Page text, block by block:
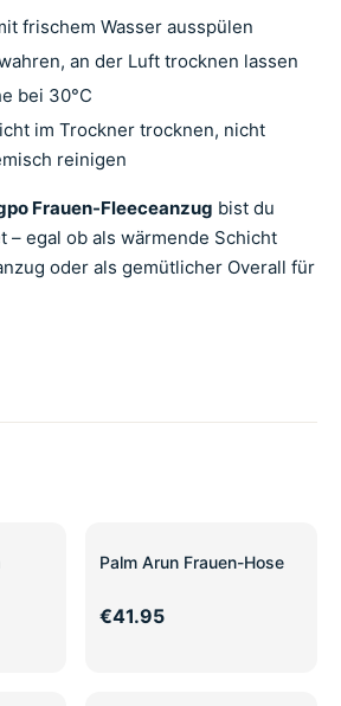
frischem Wasser ausspülen
an der Luft trocknen lassen
bei 30°C
im Trockner trocknen, nicht
reinigen
Frauen-Fleeceanzug bist du
– egal ob als wärmende Schicht
oder als gemütlicher Overall für
Palm Arun Frauen-Hose
€41.95